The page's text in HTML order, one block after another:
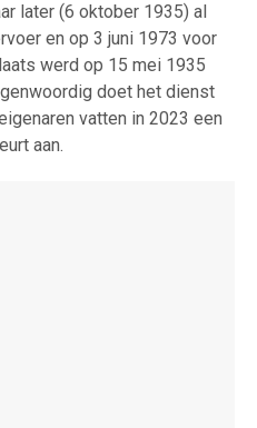
later (6 oktober 1935) al
en op 3 juni 1973 voor
werd op 15 mei 1935
doet het dienst
vatten in 2023 een
aan.